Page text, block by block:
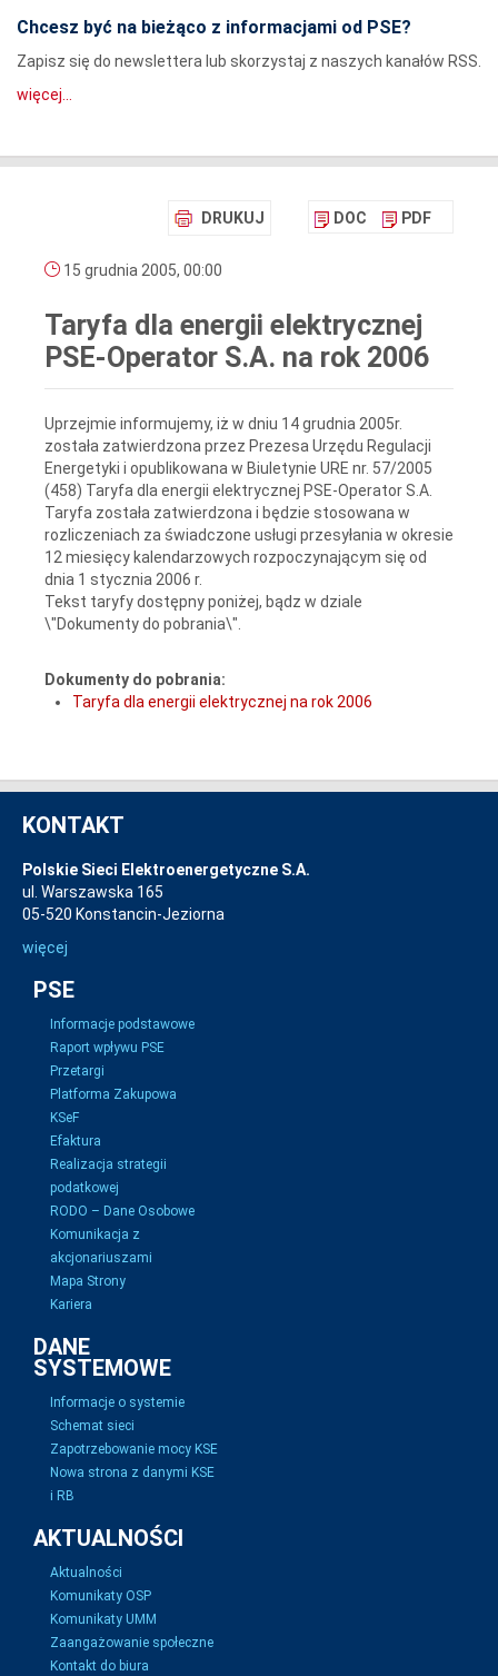
Chcesz być na bieżąco z informacjami od PSE?
Zapisz się do newslettera lub skorzystaj z naszych kanałów RSS.
więcej...
DRUKUJ DOC PDF
15 grudnia 2005, 00:00
Taryfa dla energii elektrycznej
PSE-Operator S.A. na rok 2006
Uprzejmie informujemy, iż w dniu 14 grudnia 2005r.
została zatwierdzona przez Prezesa Urzędu Regulacji
Energetyki i opublikowana w Biuletynie URE nr. 57/2005
(458) Taryfa dla energii elektrycznej PSE-Operator S.A.
Taryfa została zatwierdzona i będzie stosowana w
rozliczeniach za świadczone usługi przesyłania w okresie
12 miesięcy kalendarzowych rozpoczynającym się od
dnia 1 stycznia 2006 r.
Tekst taryfy dostępny poniżej, bądz w dziale
\"Dokumenty do pobrania\".
Dokumenty do pobrania:
Taryfa dla energii elektrycznej na rok 2006
KONTAKT
Polskie Sieci Elektroenergetyczne S.A.
ul. Warszawska 165
05-520 Konstancin-Jeziorna
więcej
PSE
Informacje podstawowe
Raport wpływu PSE
Przetargi
Platforma Zakupowa
KSeF
Efaktura
Realizacja strategii
podatkowej
RODO – Dane Osobowe
Komunikacja z
akcjonariuszami
Mapa Strony
Kariera
DANE
SYSTEMOWE
Informacje o systemie
Schemat sieci
Zapotrzebowanie mocy KSE
Nowa strona z danymi KSE
i RB
AKTUALNOŚCI
Aktualności
Komunikaty OSP
Komunikaty UMM
Zaangażowanie społeczne
Kontakt do biura